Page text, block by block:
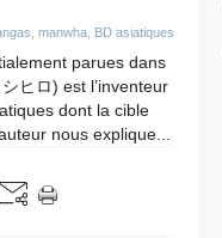
manwha, BD asiatiques
parues dans
ヒロ) est l’inventeur
dont la cible
nous explique...